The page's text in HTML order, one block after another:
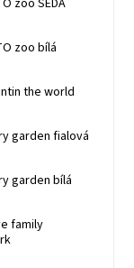
zoo bílá
the world
garden fialová
garden bílá
family